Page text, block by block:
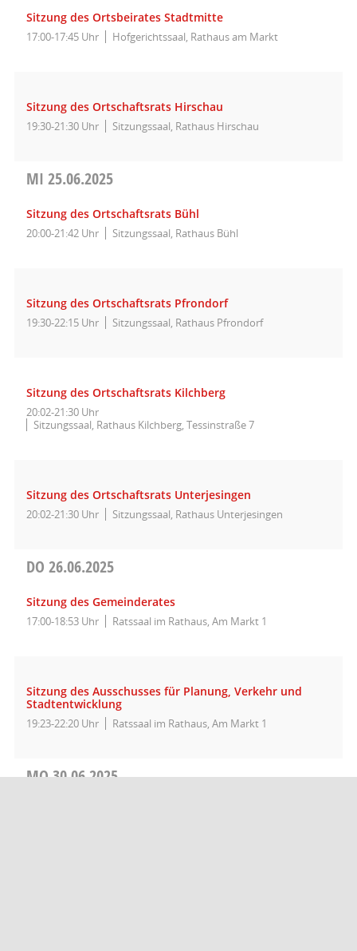
Sitzung des Ortsbeirates Stadtmitte
17:00-17:45 Uhr Hofgerichtssaal, Rathaus am Markt
Sitzung des Ortschaftsrats Hirschau
19:30-21:30 Uhr Sitzungssaal, Rathaus Hirschau
MI 25.06.2025
Sitzung des Ortschaftsrats Bühl
20:00-21:42 Uhr Sitzungssaal, Rathaus Bühl
Sitzung des Ortschaftsrats Pfrondorf
19:30-22:15 Uhr Sitzungssaal, Rathaus Pfrondorf
Sitzung des Ortschaftsrats Kilchberg
20:02-21:30 Uhr
Sitzungssaal, Rathaus Kilchberg, Tessinstraße 7
Sitzung des Ortschaftsrats Unterjesingen
20:02-21:30 Uhr Sitzungssaal, Rathaus Unterjesingen
DO 26.06.2025
Sitzung des Gemeinderates
17:00-18:53 Uhr Ratssaal im Rathaus, Am Markt 1
Sitzung des Ausschusses für Planung, Verkehr und
Stadtentwicklung
19:23-22:20 Uhr Ratssaal im Rathaus, Am Markt 1
MO30.06.2025